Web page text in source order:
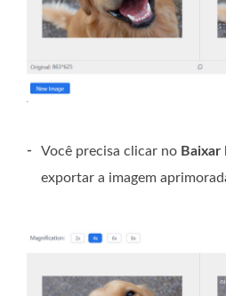
- Você precisa clicar no Baixar
exportar a imagem